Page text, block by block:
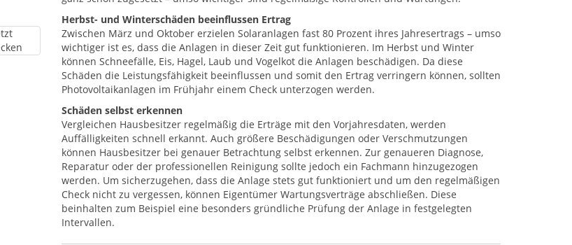
Herbst- und Winterschäden beeinflussen Ertrag
Zwischen März und Oktober erzielen Solaranlagen fast 80 Prozent ihres Jahresertrags – umso
wichtiger ist es, dass die Anlagen in dieser Zeit gut funktionieren. Im Herbst und Winter
können Schneefälle, Eis, Hagel, Laub und Vogelkot die Anlagen beschädigen. Da diese
Schäden die Leistungsfähigkeit beeinflussen und somit den Ertrag verringern können, sollten
Photovoltaikanlagen im Frühjahr einem Check unterzogen werden.
Schäden selbst erkennen
Vergleichen Hausbesitzer regelmäßig die Erträge mit den Vorjahresdaten, werden
Auffälligkeiten schnell erkannt. Auch größere Beschädigungen oder Verschmutzungen
können Hausbesitzer bei genauer Betrachtung selbst erkennen. Zur genaueren Diagnose,
Reparatur oder der professionellen Reinigung sollte jedoch ein Fachmann hinzugezogen
werden. Um sicherzugehen, dass die Anlage stets gut funktioniert und um den regelmäßigen
Check nicht zu vergessen, können Eigentümer Wartungsverträge abschließen. Diese
beinhalten zum Beispiel eine besonders gründliche Prüfung der Anlage in festgelegten
Intervallen.